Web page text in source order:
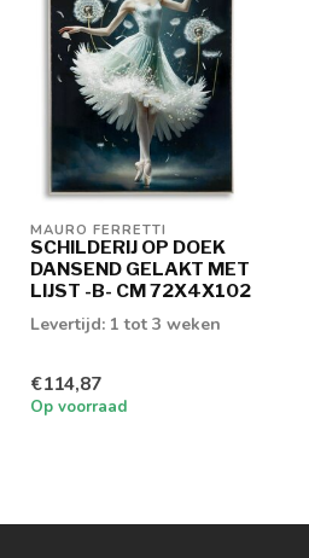
MAURO FERRETTI
SCHILDERIJ OP DOEK
DANSEND GELAKT MET
LIJST -B- CM 72X4X102
Levertijd: 1 tot 3 weken
€114,87
Op voorraad